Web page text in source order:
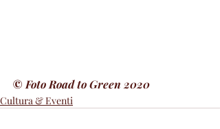
© Foto Road to Green 2020
Cultura & Eventi